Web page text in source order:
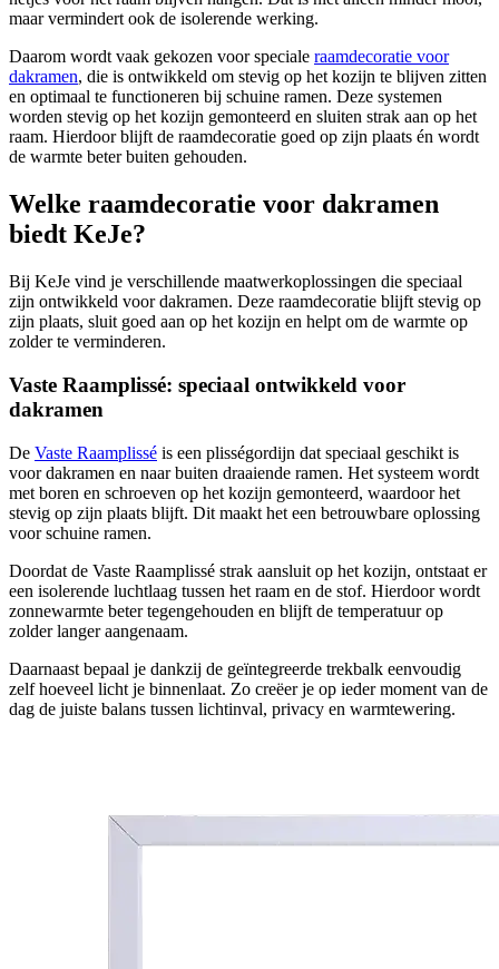
maar vermindert ook de isolerende werking.
Daarom wordt vaak gekozen voor speciale raamdecoratie voor
dakramen, die is ontwikkeld om stevig op het kozijn te blijven zitten
en optimaal te functioneren bij schuine ramen. Deze systemen
worden stevig op het kozijn gemonteerd en sluiten strak aan op het
raam. Hierdoor blijft de raamdecoratie goed op zijn plaats én wordt
de warmte beter buiten gehouden.
Welke raamdecoratie voor dakramen
biedt KeJe?
Bij KeJe vind je verschillende maatwerkoplossingen die speciaal
zijn ontwikkeld voor dakramen. Deze raamdecoratie blijft stevig op
zijn plaats, sluit goed aan op het kozijn en helpt om de warmte op
zolder te verminderen.
Vaste Raamplissé: speciaal ontwikkeld voor
dakramen
De Vaste Raamplissé is een plisségordijn dat speciaal geschikt is
voor dakramen en naar buiten draaiende ramen. Het systeem wordt
met boren en schroeven op het kozijn gemonteerd, waardoor het
stevig op zijn plaats blijft. Dit maakt het een betrouwbare oplossing
voor schuine ramen.
Doordat de Vaste Raamplissé strak aansluit op het kozijn, ontstaat er
een isolerende luchtlaag tussen het raam en de stof. Hierdoor wordt
zonnewarmte beter tegengehouden en blijft de temperatuur op
zolder langer aangenaam.
Daarnaast bepaal je dankzij de geïntegreerde trekbalk eenvoudig
zelf hoeveel licht je binnenlaat. Zo creëer je op ieder moment van de
dag de juiste balans tussen lichtinval, privacy en warmtewering.